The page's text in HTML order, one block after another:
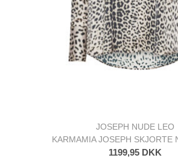
JOSEPH NUDE LEO
KARMAMIA JOSEPH SKJORTE
1199,95 DKK